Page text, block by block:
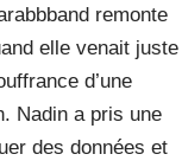
remonte
elle venait juste
d’une
Nadin a pris une
des données et